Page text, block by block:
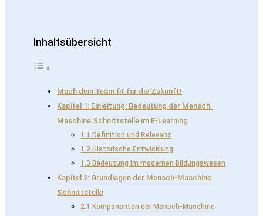
Inhaltsübersicht
Mach dein Team fit für die Zukunft!
Kapitel 1: Einleitung: Bedeutung der Mensch-
Maschine Schnittstelle im E-Learning
1.1 Definition und Relevanz
1.2 Historische Entwicklung
1.3 Bedeutung im modernen Bildungswesen
Kapitel 2: Grundlagen der Mensch-Maschine
Schnittstelle
2.1 Komponenten der Mensch-Maschine